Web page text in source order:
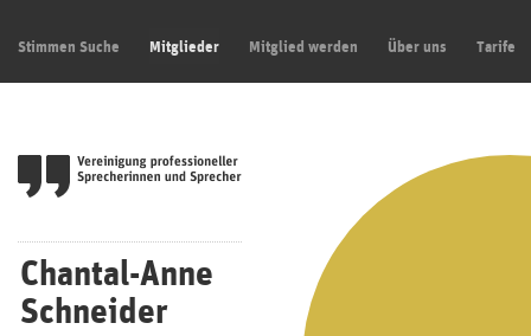
Stimmen Suche Mitglieder Mitglied werden Über uns Tarife
Chantal-Anne
Schneider